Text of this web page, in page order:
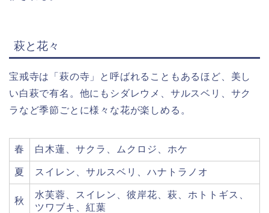
萩と花々
宝戒寺は「萩の寺」と呼ばれることもあるほど、美し
い白萩で有名。他にもシダレウメ、サルスベリ、サク
ラなど季節ごとに様々な花が楽しめる。
春 白木蓮、サクラ、ムクロジ、ホケ
夏 スイレン、サルスベリ、ハナトラノオ
秋
水芙蓉、スイレン、彼岸花、萩、ホトトギス、
ツワブキ、紅葉